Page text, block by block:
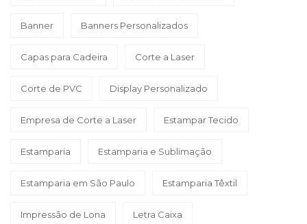
Banner Banners Personalizados
Capas para Cadeira Corte a Laser
Corte de PVC Display Personalizado
Empresa de Corte a Laser Estampar Tecido
Estamparia Estamparia e Sublimação
Estamparia em São Paulo Estamparia Têxtil
Impressão de Lona Letra Caixa